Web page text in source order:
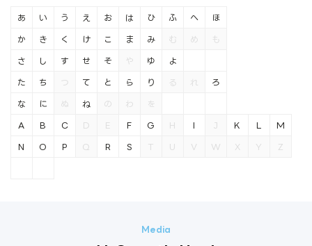
あ い う え お
か き く け こ
さ し す せ そ
た ち つ て と
な に ぬ ね の
は ひ ふ へ ほ
ま み む め も
や ゆ よ
ら り る れ ろ
わ を
A B C D E F G H I J K L M
N O P Q R S T U V W X Y Z